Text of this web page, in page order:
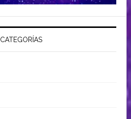
CATEGORÍAS